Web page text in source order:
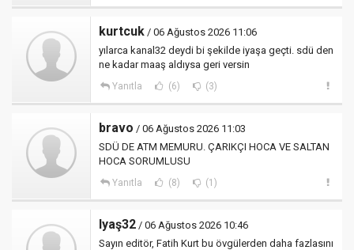
kurtcuk / 06 Ağustos 2026 11:06
yılarca kanal32 deydi bi şekilde iyaşa geçti. sdü den
ne kadar maaş aldıysa geri versin
Yanıtla (6) (3)
bravo / 06 Ağustos 2026 11:03
SDÜ DE ATM MEMURU. ÇARIKÇI HOCA VE SALTAN
HOCA SORUMLUSU
Yanıtla (8) (1)
Iyaş32 / 06 Ağustos 2026 10:46
Sayın editör, Fatih Kurt bu övgülerden daha fazlasını